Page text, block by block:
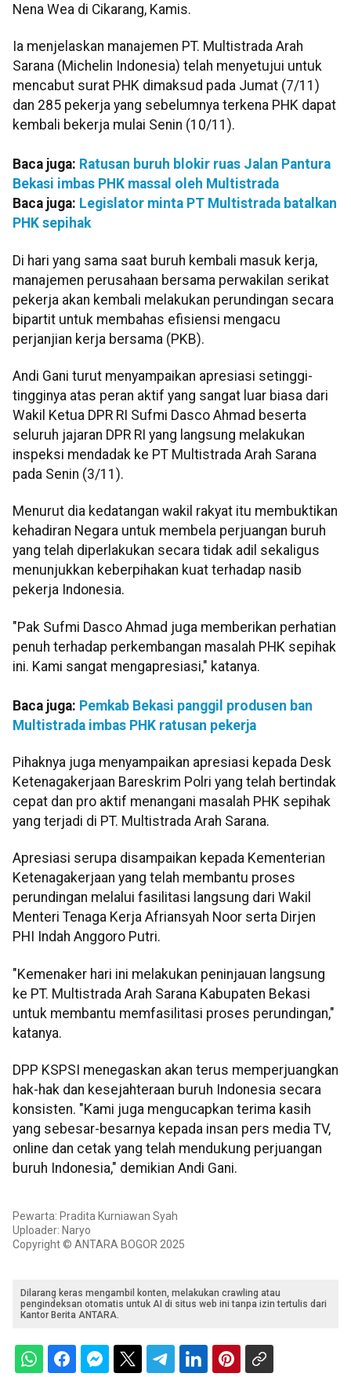
Nena Wea di Cikarang, Kamis.
Ia menjelaskan manajemen PT. Multistrada Arah
Sarana (Michelin Indonesia) telah menyetujui untuk
mencabut surat PHK dimaksud pada Jumat (7/11)
dan 285 pekerja yang sebelumnya terkena PHK dapat
kembali bekerja mulai Senin (10/11).
Baca juga: Ratusan buruh blokir ruas Jalan Pantura
Bekasi imbas PHK massal oleh Multistrada
Baca juga: Legislator minta PT Multistrada batalkan
PHK sepihak
Di hari yang sama saat buruh kembali masuk kerja,
manajemen perusahaan bersama perwakilan serikat
pekerja akan kembali melakukan perundingan secara
bipartit untuk membahas efisiensi mengacu
perjanjian kerja bersama (PKB).
Andi Gani turut menyampaikan apresiasi setinggi-
tingginya atas peran aktif yang sangat luar biasa dari
Wakil Ketua DPR RI Sufmi Dasco Ahmad beserta
seluruh jajaran DPR RI yang langsung melakukan
inspeksi mendadak ke PT Multistrada Arah Sarana
pada Senin (3/11).
Menurut dia kedatangan wakil rakyat itu membuktikan
kehadiran Negara untuk membela perjuangan buruh
yang telah diperlakukan secara tidak adil sekaligus
menunjukkan keberpihakan kuat terhadap nasib
pekerja Indonesia.
"Pak Sufmi Dasco Ahmad juga memberikan perhatian
penuh terhadap perkembangan masalah PHK sepihak
ini. Kami sangat mengapresiasi," katanya.
Baca juga: Pemkab Bekasi panggil produsen ban
Multistrada imbas PHK ratusan pekerja
Pihaknya juga menyampaikan apresiasi kepada Desk
Ketenagakerjaan Bareskrim Polri yang telah bertindak
cepat dan pro aktif menangani masalah PHK sepihak
yang terjadi di PT. Multistrada Arah Sarana.
Apresiasi serupa disampaikan kepada Kementerian
Ketenagakerjaan yang telah membantu proses
perundingan melalui fasilitasi langsung dari Wakil
Menteri Tenaga Kerja Afriansyah Noor serta Dirjen
PHI Indah Anggoro Putri.
"Kemenaker hari ini melakukan peninjauan langsung
ke PT. Multistrada Arah Sarana Kabupaten Bekasi
untuk membantu memfasilitasi proses perundingan,"
katanya.
DPP KSPSI menegaskan akan terus memperjuangkan
hak-hak dan kesejahteraan buruh Indonesia secara
konsisten. "Kami juga mengucapkan terima kasih
yang sebesar-besarnya kepada insan pers media TV,
online dan cetak yang telah mendukung perjuangan
buruh Indonesia," demikian Andi Gani.
Pewarta: Pradita Kurniawan Syah
Uploader: Naryo
Copyright © ANTARA BOGOR 2025
Dilarang keras mengambil konten, melakukan crawling atau
pengindeksan otomatis untuk AI di situs web ini tanpa izin tertulis dari
Kantor Berita ANTARA.